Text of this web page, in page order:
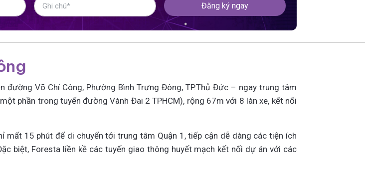
Đăng ký ngay
Võ Chí Công, Phường Bình Trưng Đông, TP.Thủ Đức – ngay trung tâm
phần trong tuyến đường Vành Đai 2 TPHCM), rộng 67m với 8 làn xe, kết nối
15 phút để di chuyển tới trung tâm Quận 1, tiếp cận dễ dàng các tiện ích
biệt, Foresta liền kề các tuyến giao thông huyết mạch kết nối dự án với các